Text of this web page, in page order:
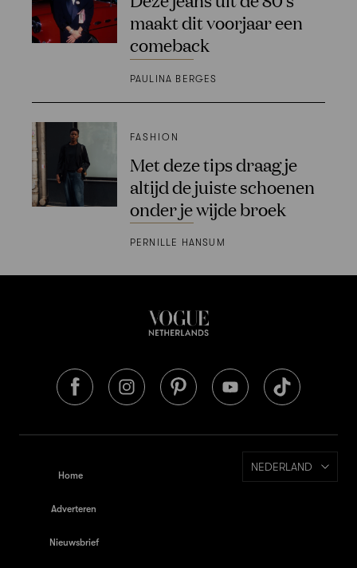
maakt dit voorjaar een
comeback
PAULINA BERGES
FASHION
Met deze tips draag je
altijd de juiste schoenen
onder je wijde broek
PERNILLE HANSUM
Home
Adverteren
Nieuwsbrief
NEDERLAND